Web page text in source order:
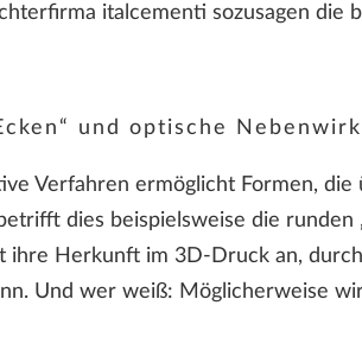
italcementi sozusagen die
und optische
Verfahren ermöglicht Formen,
dies beispielsweise die runden
ihre Herkunft im 3D-Druck an,
Und wer weiß: Möglicherweise